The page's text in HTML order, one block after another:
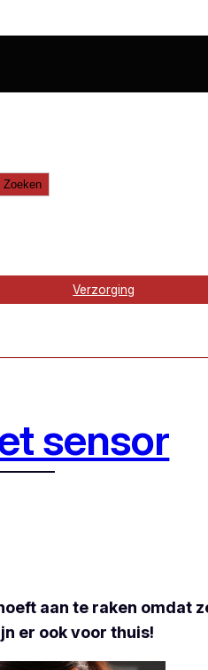
Zoeken
Verzorging
sensor
aan te raken omdat
er ook voor thuis!